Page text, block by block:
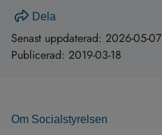
Dela
Senast uppdaterad: 2026-05-07
Publicerad: 2019-03-18
Om Socialstyrelsen